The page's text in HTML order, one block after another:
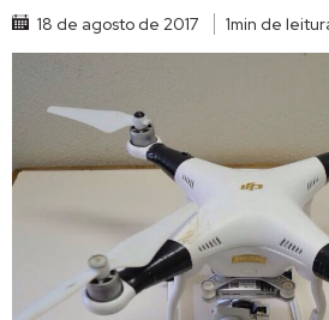
18 de agosto de 2017 1min de